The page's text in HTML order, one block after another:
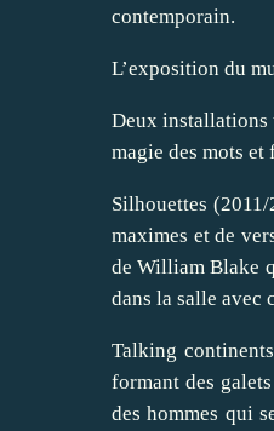
contemporain.
L’exposition du
Deux installations
magie des mots et
Silhouettes
maximes et de
de William Blake
dans la salle avec
Talking
formant des
des hommes qui